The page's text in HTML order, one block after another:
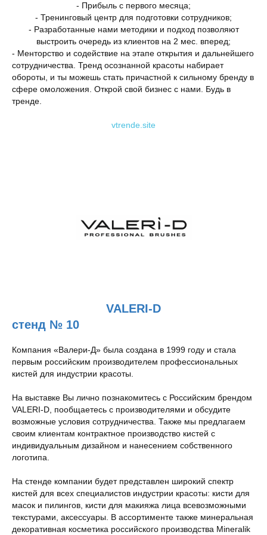
- Прибыль с первого месяца;
- Тренинговый центр для подготовки сотрудников;
- Разработанные нами методики и подход позволяют
выстроить очередь из клиентов на 2 мес. вперед;
- Менторство и содействие на этапе открытия и дальнейшего
сотрудничества. Тренд осознанной красоты набирает
обороты, и ты можешь стать причастной к сильному бренду в
сфере омоложения. Открой свой бизнес с нами. Будь в
тренде.
vtrende.site
VALERI-D
стенд № 10
Компания «Валери-Д» была создана в 1999 году и стала
первым российским производителем профессиональных
кистей для индустрии красоты.
На выставке Вы лично познакомитесь с Российским брендом
VALERI-D, пообщаетесь с производителями и обсудите
возможные условия сотрудничества. Также мы предлагаем
своим клиентам контрактное производство кистей с
индивидуальным дизайном и нанесением собственного
логотипа.
На стенде компании будет представлен широкий спектр
кистей для всех специалистов индустрии красоты: кисти для
масок и пилингов, кисти для макияжа лица всевозможными
текстурами, аксессуары. В ассортименте также минеральная
декоративная косметика российского производства Mineralik